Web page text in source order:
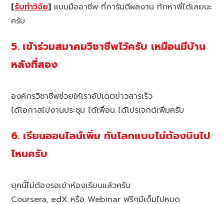
[รับทำวิจัย] แบบมืออาชีพ ที่การันตีผลงาน ทักหาพี่ได้เลยนะ
ครับ
5. เข้าร่วมสมาคมวิชาชีพไว้ครับ เหมือนมีบ้าน
หลังที่สอง
องค์กรวิชาชีพช่วยให้เราอัปเดตข่าวสารเร็ว
ได้โอกาสไปงานประชุม ได้เพื่อน ได้โปรเจกต์เพิ่มครับ
6. เรียนออนไลน์เพิ่ม ทันโลกแบบไม่ต้องบินไป
ไหนครับ
ยุคนี้ไม่ต้องรอเข้าห้องเรียนแล้วครับ
Coursera, edX หรือ Webinar ฟรีๆมีเต็มไปหมด